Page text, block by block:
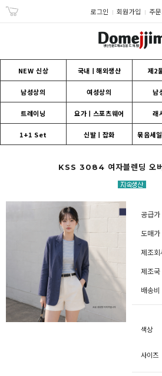
로그인 회원가입 주
NEW 신상 국내ㅣ해외생산 제2
남성상의 여성상의 남
트레이닝 요가ㅣ스포츠웨어 래
1+1 Set 신발ㅣ잡화 묶음세
KSS 3084 여자블렌딩 오
공급가
도매가
제조회
제조국
배송비
색상
사이즈